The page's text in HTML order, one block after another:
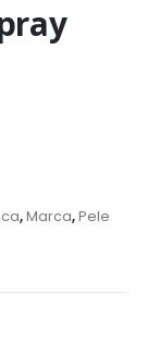
,Marca,Pele